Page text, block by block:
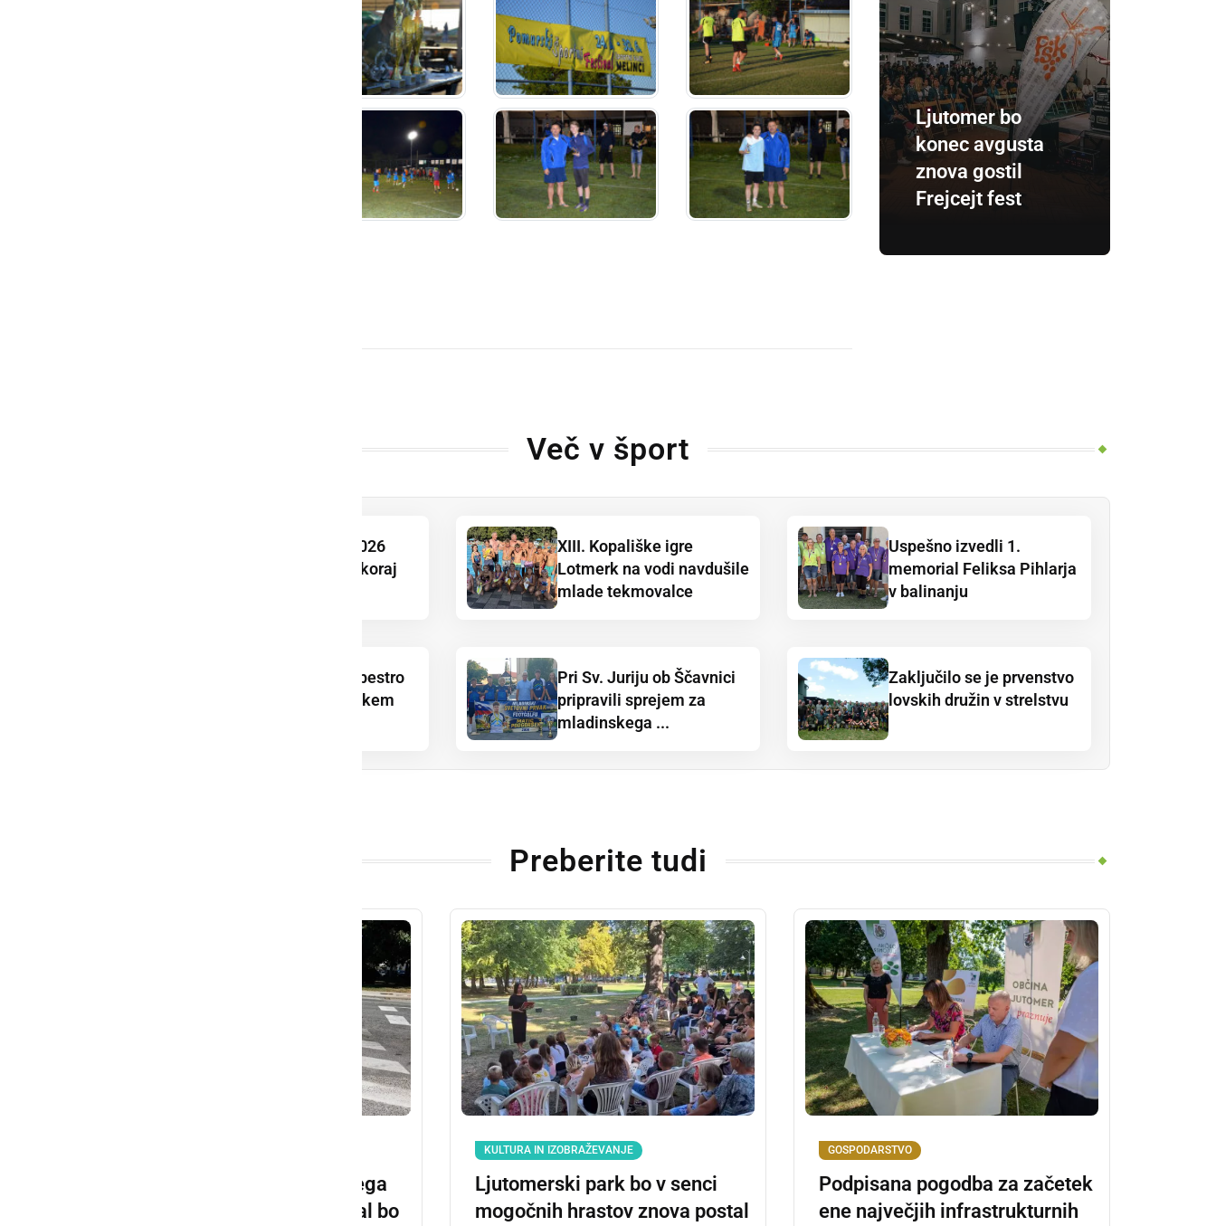
Ljutomer bo
konec avgusta
znova gostil
Frejcejt fest
Več v šport
Tour de Lotmerk 2026
uspešno povezal skoraj
XIII. Kopališke igre
Lotmerk na vodi navdušile
mlade tekmovalce
Uspešno izvedli 1.
memorial Feliksa Pihlarja
v balinanju
Cornhole dopolnil pestro
dogajanje na Prleškem
Pri Sv. Juriju ob Ščavnici
pripravili sprejem za
mladinskega ...
Zaključilo se je prvenstvo
lovskih družin v strelstvu
Preberite tudi
Pričela se bo gradnja novega
krožišča v Ljutomeru, veljal bo
KULTURA IN IZOBRAŽEVANJE
Ljutomerski park bo v senci
mogočnih hrastov znova postal
GOSPODARSTVO
Podpisana pogodba za začetek
ene največjih infrastrukturnih